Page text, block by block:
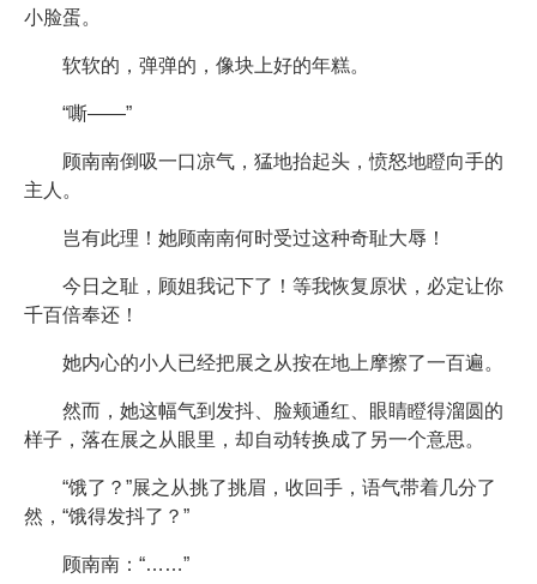
小脸蛋。
软软的，弹弹的，像块上好的年糕。
“嘶——”
顾南南倒吸一口凉气，猛地抬起头，愤怒地瞪向手的
主人。
岂有此理！她顾南南何时受过这种奇耻大辱！
今日之耻，顾姐我记下了！等我恢复原状，必定让你
千百倍奉还！
她内心的小人已经把展之从按在地上摩擦了一百遍。
然而，她这幅气到发抖、脸颊通红、眼睛瞪得溜圆的
样子，落在展之从眼里，却自动转换成了另一个意思。
“饿了？”展之从挑了挑眉，收回手，语气带着几分了
然，“饿得发抖了？”
顾南南：“……”